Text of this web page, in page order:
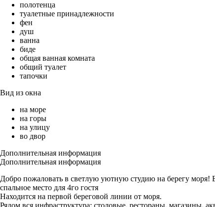
полотенца
туалетные принадлежности
фен
душ
ванна
биде
общая ванная комната
общий туалет
тапочки
Вид из окна
на море
на горы
на улицу
во двор
Дополнительная информация
Дополнительная информация
Добро пожаловать в светлую уютную студию на берегу моря!
спальное место для 4го гостя
Находится на первой береговой линии от моря.
Рядом вся инфраструктура: столовые, рестораны, магазины,